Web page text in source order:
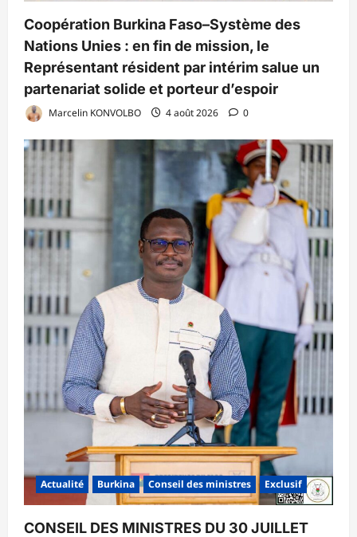
Coopération Burkina Faso–Système des
Nations Unies : en fin de mission, le
Représentant résident par intérim salue un
partenariat solide et porteur d’espoir
Marcelin KONVOLBO 4 août 2026 0
Actualité Burkina Conseil des ministres Exclusif
CONSEIL DES MINISTRES DU 30 JUILLET